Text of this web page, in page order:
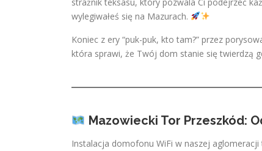
wylegiwałeś się na Mazurach.
Koniec z ery “puk-puk, kto tam?” przez
która sprawi, że Twój dom stanie się twierdzą
Mazowiecki Tor Przeszkód:
Instalacja domofonu WiFi w naszej